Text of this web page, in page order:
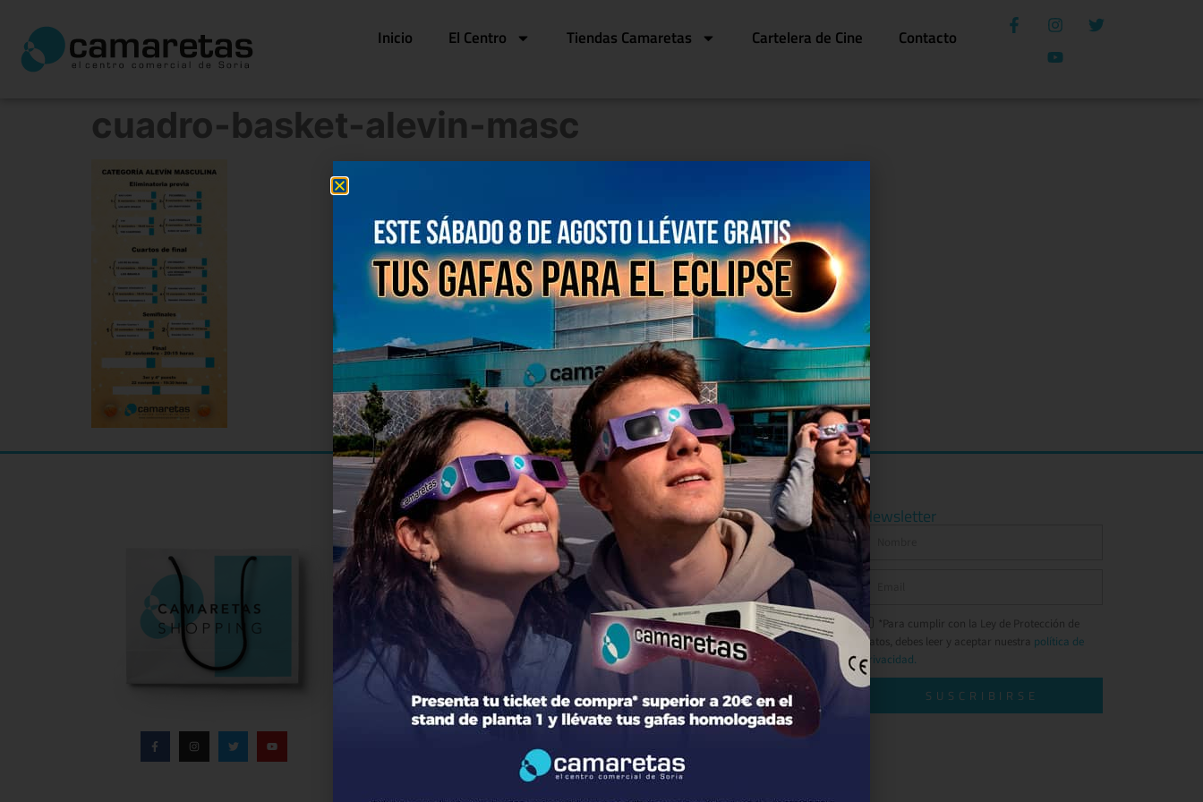
Inicio El Centro Tiendas Camaretas Cartelera de Cine Contacto
cuadro-basket-alevin-masc
Información del centro
Información general
Directorio de tiendas y Planos
Contacto
Política de Privacidad
Aviso Legal
Política de Cookies
Bases legales Concursos y Promociones
Tiendas
Hogar y Alimentación
Regalos y Complementos
Ocio y Restauración
Servicios
Newsletter
*Para cumplir con la Ley de Protección de
Datos, debes leer y aceptar nuestra política de
privacidad.
SUSCRIBIRSE